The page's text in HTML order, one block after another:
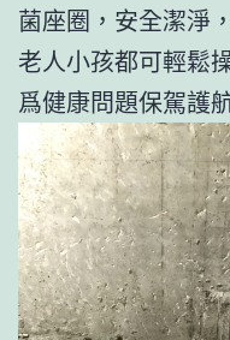
菌座圈，安全潔淨
老人小孩都可輕鬆
爲健康問題保駕護